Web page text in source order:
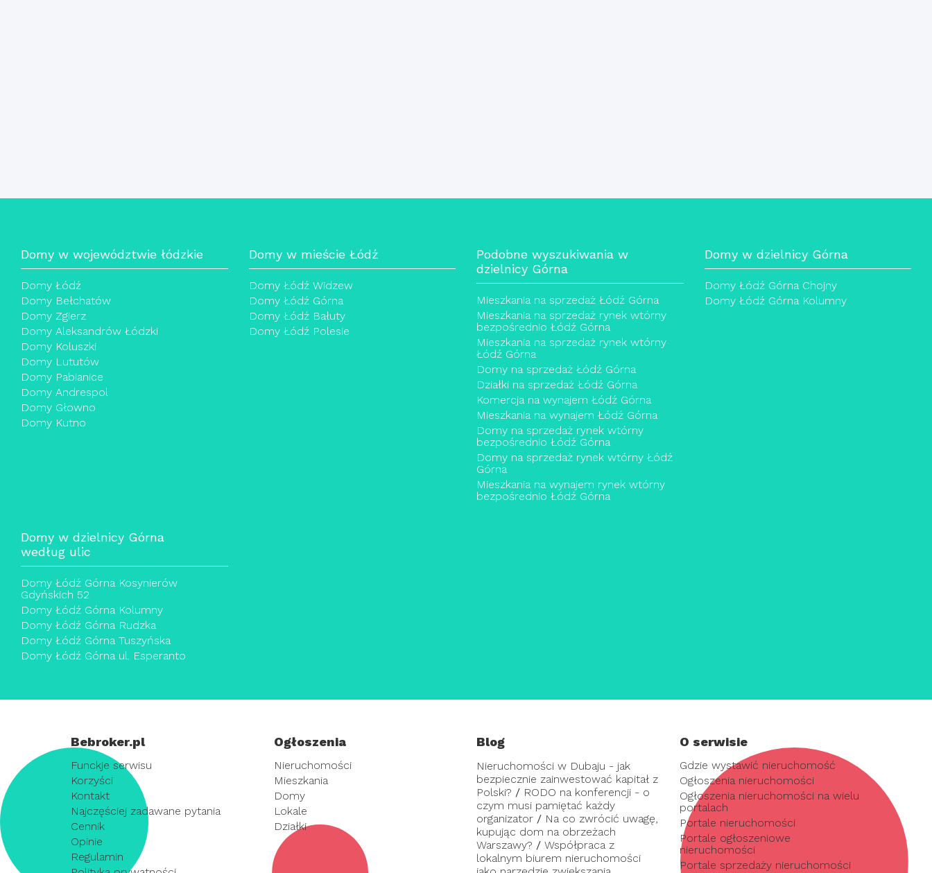
Domy w województwie łódzkie
Domy Łódź
Domy Bełchatów
Domy Zgierz
Domy Aleksandrów Łódzki
Domy Koluszki
Domy Lututów
Domy Pabianice
Domy Andrespol
Domy Głowno
Domy Kutno
Domy w mieście Łódź
Domy Łódź Widzew
Domy Łódź Górna
Domy Łódź Bałuty
Domy Łódź Polesie
Podobne wyszukiwania w
dzielnicy Górna
Mieszkania na sprzedaż Łódź Górna
Mieszkania na sprzedaż rynek wtórny
bezpośrednio Łódź Górna
Mieszkania na sprzedaż rynek wtórny
Łódź Górna
Domy na sprzedaż Łódź Górna
Działki na sprzedaż Łódź Górna
Komercja na wynajem Łódź Górna
Mieszkania na wynajem Łódź Górna
Domy na sprzedaż rynek wtórny
bezpośrednio Łódź Górna
Domy na sprzedaż rynek wtórny Łódź
Górna
Mieszkania na wynajem rynek wtórny
bezpośrednio Łódź Górna
Domy w dzielnicy Górna
Domy Łódź Górna Chojny
Domy Łódź Górna Kolumny
Domy w dzielnicy Górna
według ulic
Domy Łódź Górna Kosynierów
Gdyńskich 52
Domy Łódź Górna Kolumny
Domy Łódź Górna Rudzka
Domy Łódź Górna Tuszyńska
Domy Łódź Górna ul. Esperanto
Bebroker.pl
Funckje serwisu
Korzyści
Kontakt
Najczęściej zadawane pytania
Cennik
Opinie
Regulamin
Ogłoszenia
Nieruchomości
Mieszkania
Domy
Lokale
Działki
Blog
Nieruchomości w Dubaju - jak
bezpiecznie zainwestować kapitał z
Polski? / RODO na konferencji - o
czym musi pamiętać każdy
organizator / Na co zwrócić uwagę,
kupując dom na obrzeżach
Warszawy? / Współpraca z
lokalnym biurem nieruchomości
O serwisie
Gdzie wystawić nieruchomość
Ogłoszenia nieruchomości
Ogłoszenia nieruchomości na wielu
portalach
Portale nieruchomości
Portale ogłoszeniowe
nieruchomości
Portale sprzedaży nieruchomości